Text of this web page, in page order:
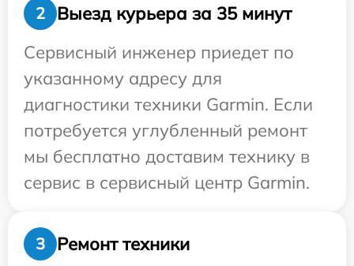
2
Выезд курьера за 35 минут
Сервисный инженер приедет по
указанному адресу для
диагностики техники Garmin. Если
потребуется углубленный ремонт
мы бесплатно доставим технику в
сервис в сервисный центр Garmin.
3 Ремонт техники